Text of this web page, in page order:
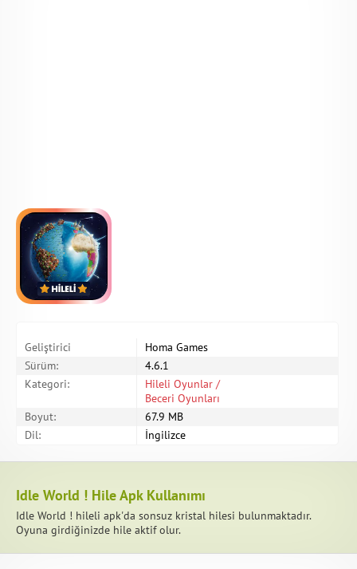
Geliştirici
Homa Games
Sürüm:
4.6.1
Kategori:
Hileli Oyunlar /
Beceri Oyunları
Boyut:
67.9 MB
Dil:
İngilizce
Idle World ! Hile Apk Kullanımı
Idle World ! hileli apk'da sonsuz kristal hilesi bulunmaktadır.
Oyuna girdiğinizde hile aktif olur.